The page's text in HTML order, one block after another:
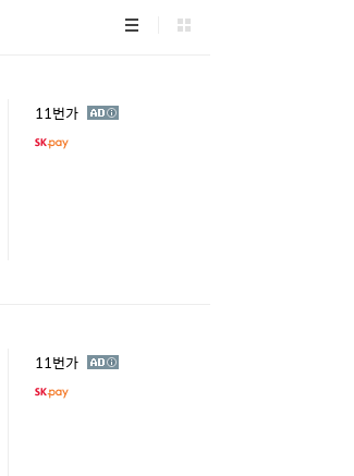
리
스
그
리
11번가 광
11번가 광